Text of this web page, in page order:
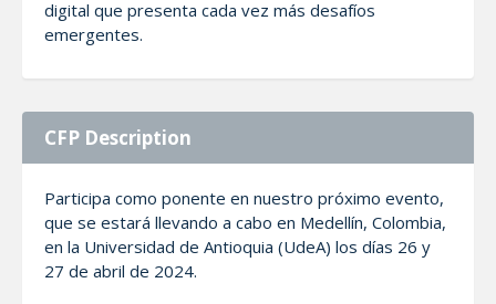
digital que presenta cada vez más desafíos
emergentes.
CFP Description
Participa como ponente en nuestro próximo evento,
que se estará llevando a cabo en Medellín, Colombia,
en la Universidad de Antioquia (UdeA) los días 26 y
27 de abril de 2024.